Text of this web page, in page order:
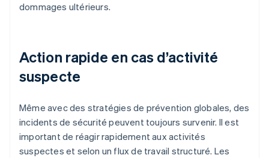
dommages ultérieurs.
Action rapide en cas d’activité
suspecte
Même avec des stratégies de prévention globales, des
incidents de sécurité peuvent toujours survenir. Il est
important de réagir rapidement aux activités
suspectes et selon un flux de travail structuré. Les